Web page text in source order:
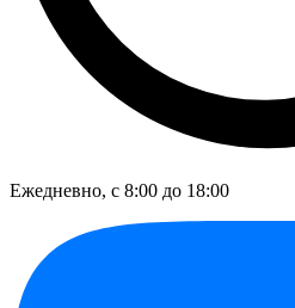
Ежедневно, с 8:00 до 18:00